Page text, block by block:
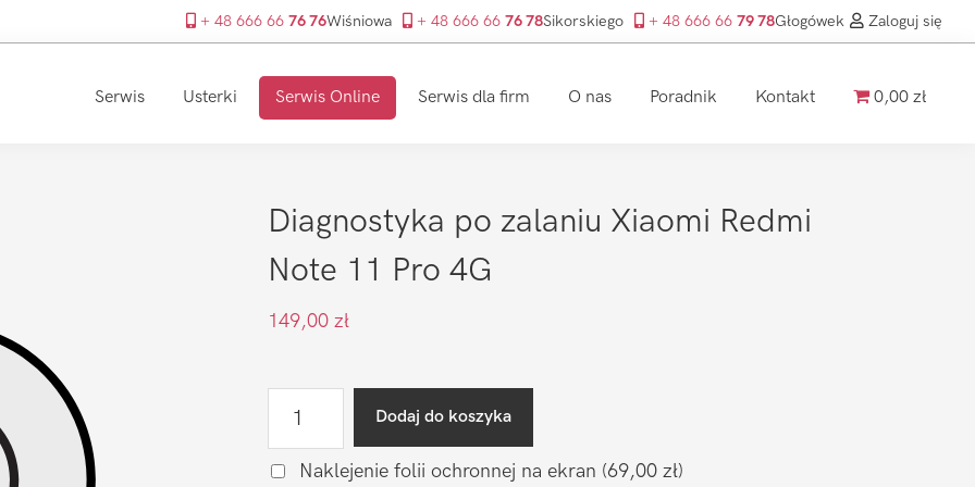
+ 48 666 66 76 76Wiśniowa + 48 666 66 76 78Sikorskiego + 48 666 66 79 78Głogówek Zaloguj się
Serwis Usterki Serwis Online Serwis dla firm O nas Poradnik Kontakt 0,00 zł
Diagnostyka po zalaniu Xiaomi Redmi
Note 11 Pro 4G
149,00 zł
po
Dodaj do koszyka
Naklejenie folii ochronnej na ekran (69,00 zł)